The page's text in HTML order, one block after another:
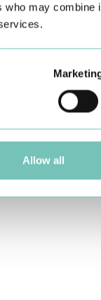
who may combine
Allow all
“Cuidados pré-natais”.
“Manual de ginecologia
movimentos fetais”.
evaluation, and
movement-diagnosis-